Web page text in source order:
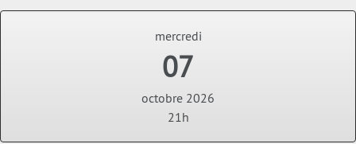
mercredi
07
octobre 2026
21h